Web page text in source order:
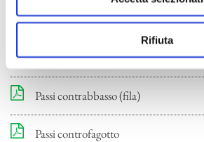
Rifiuta
Date e form di iscrizione
Programmi d'esame
Passi contrabbasso (fila)
Passi controfagotto